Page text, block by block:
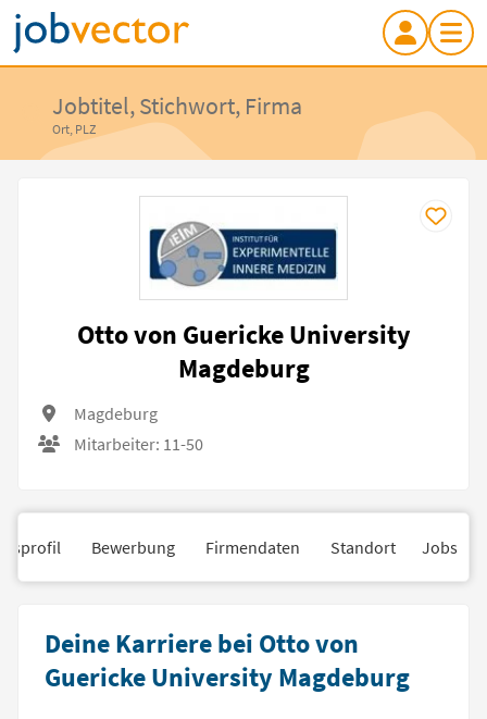
Jobtitel, Stichwort, Firma
Ort, PLZ
Otto von Guericke University
Magdeburg
Magdeburg
Mitarbeiter: 11-50
Bewerbung Firmendaten Standort Jobs
Deine Karriere bei Otto von
Guericke University Magdeburg